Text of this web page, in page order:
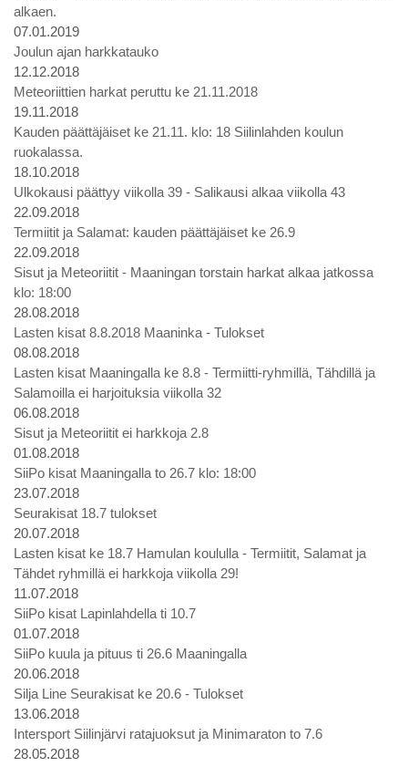
alkaen.
07.01.2019
Joulun ajan harkkatauko
12.12.2018
Meteoriittien harkat peruttu ke 21.11.2018
19.11.2018
Kauden päättäjäiset ke 21.11. klo: 18 Siilinlahden koulun
ruokalassa.
18.10.2018
Ulkokausi päättyy viikolla 39 - Salikausi alkaa viikolla 43
22.09.2018
Termiitit ja Salamat: kauden päättäjäiset ke 26.9
22.09.2018
Sisut ja Meteoriitit - Maaningan torstain harkat alkaa jatkossa
klo: 18:00
28.08.2018
Lasten kisat 8.8.2018 Maaninka - Tulokset
08.08.2018
Lasten kisat Maaningalla ke 8.8 - Termiitti-ryhmillä, Tähdillä ja
Salamoilla ei harjoituksia viikolla 32
06.08.2018
Sisut ja Meteoriitit ei harkkoja 2.8
01.08.2018
SiiPo kisat Maaningalla to 26.7 klo: 18:00
23.07.2018
Seurakisat 18.7 tulokset
20.07.2018
Lasten kisat ke 18.7 Hamulan koululla - Termiitit, Salamat ja
Tähdet ryhmillä ei harkkoja viikolla 29!
11.07.2018
SiiPo kisat Lapinlahdella ti 10.7
01.07.2018
SiiPo kuula ja pituus ti 26.6 Maaningalla
20.06.2018
Silja Line Seurakisat ke 20.6 - Tulokset
13.06.2018
Intersport Siilinjärvi ratajuoksut ja Minimaraton to 7.6
28.05.2018